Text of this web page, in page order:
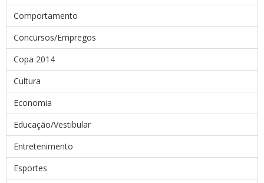
Comportamento
Concursos/Empregos
Copa 2014
Cultura
Economia
Educação/Vestibular
Entretenimento
Esportes